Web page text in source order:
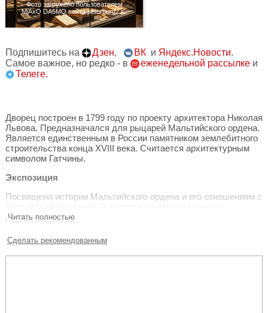
Фото загружено пользователем
MjAxO DA5MQ сайта peterburg2.ru
Подпишитесь на Дзен, ВК и Яндекс.Новости.
Самое важное, но редко - в
еженедельной рассылке и
Телеге.
Дворец построен в 1799 году по проекту архитектора Николая
Львова. Предназначался для рыцарей Мальтийского ордена.
Является единственным в России памятником землебитного
строительства конца XVIII века. Считается архитектурным
символом Гатчины.
Экспозиция
Посвящена истории Мальтийского ордена и его отношениям с
Российской империей. В экспозиции представлены:
император Павел I;
макет госпиталя Sacra Infermeria на Мальте;
.Читать полностью
Сделать рекомендованным